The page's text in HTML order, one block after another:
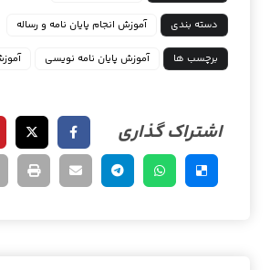
دسته بندی آموزش انجام پایان نامه و رساله
برچسب ها آموزش پایان نامه نویسی